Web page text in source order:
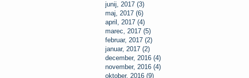
junij, 2017 (3)
maj, 2017 (6)
april, 2017 (4)
marec, 2017 (5)
februar, 2017 (2)
januar, 2017 (2)
december, 2016 (4)
november, 2016 (4)
oktober, 2016 (9)